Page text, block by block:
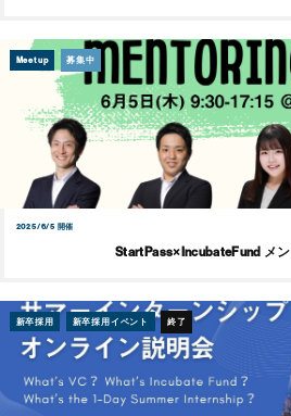
Meetup 募集中
2025/6/5 開催
StartPass×IncubateFund メ
新卒採用 新卒採用イベント 終了